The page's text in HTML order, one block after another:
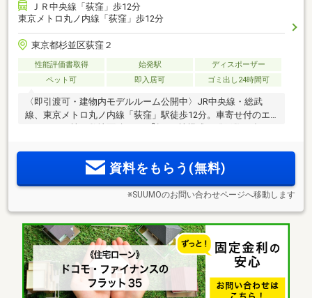
ＪＲ中央線「荻窪」歩12分
東京メトロ丸ノ内線「荻窪」歩12分
東京都杉並区荻窪２
性能評価書取得 始発駅
ディスポーザー
ペット可
即入居可 ゴミ出し24時間可
〈即引渡可・建物内モデルルーム公開中〉JR中央線・総武
線、東京メトロ丸ノ内線「荻窪」駅徒歩12分。車寄せ付のエ
2
バリエーション。「ZEH-M Oriented」取得。「ルミネ荻窪」
をはじめとした商業施設と自然も身近
資料をもらう(無料)
※SUUMOのお問い合わせページへ移動します